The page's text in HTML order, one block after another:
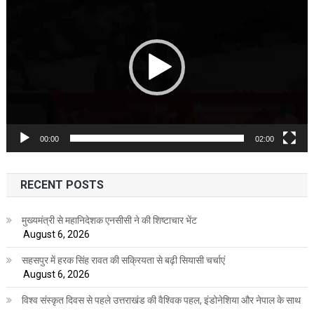
00:00 02:00
RECENT POSTS
मुख्यमंत्री से महानिदेशक एनसीसी ने की शिष्टाचार भेंट
August 6, 2026
सहसपुर में हरक सिंह रावत की सक्रियता से बढ़ी सियासी चर्चाएं
August 6, 2026
विश्व संस्कृत दिवस से पहले उत्तराखंड की वैश्विक पहल, इंडोनेशिया और नेपाल के साथ